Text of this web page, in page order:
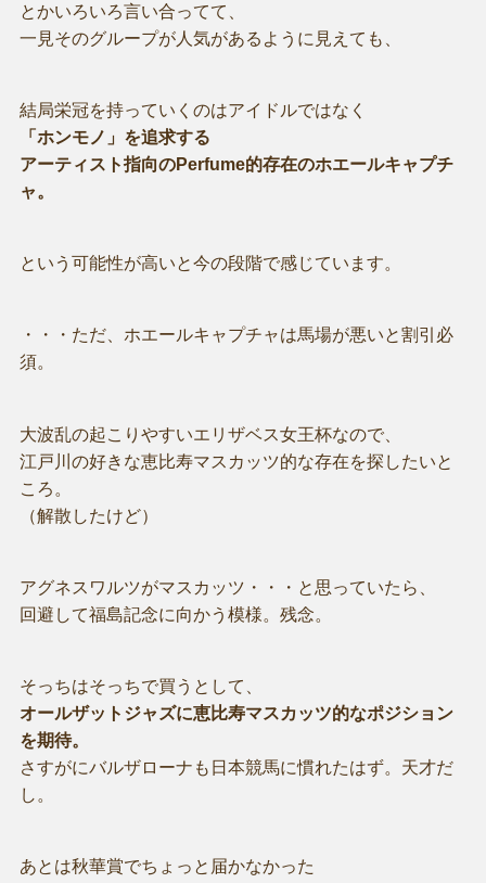
とかいろいろ言い合ってて、
一見そのグループが人気があるように見えても、
結局栄冠を持っていくのはアイドルではなく
「ホンモノ」を追求する
アーティスト指向のPerfume的存在のホエールキャプチ
ャ。
という可能性が高いと今の段階で感じています。
・・・ただ、ホエールキャプチャは馬場が悪いと割引必
須。
大波乱の起こりやすいエリザベス女王杯なので、
江戸川の好きな恵比寿マスカッツ的な存在を探したいと
ころ。
（解散したけど）
アグネスワルツがマスカッツ・・・と思っていたら、
回避して福島記念に向かう模様。残念。
そっちはそっちで買うとして、
オールザットジャズに恵比寿マスカッツ的なポジション
を期待。
さすがにバルザローナも日本競馬に慣れたはず。天才だ
し。
あとは秋華賞でちょっと届かなかった